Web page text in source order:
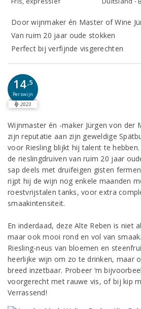
Door wijnmaker én Master of Wine
Van ruim 20 jaar oude stokken
Perfect bij verfijnde visgerechten
14,5
Perswijn
2023
Wijnmaster én -maker Jürgen von der
zijn reputatie aan zijn geweldige
voor Riesling blijkt hij talent te
de rieslingdruiven van ruim 20 jaar
sap deels met druifeigen gisten
rijpt hij de wijn nog enkele maanden
roestvrijstalen tanks, voor extra
smaakintensiteit.
En inderdaad, deze Alte Reben is niet
maar ook mooi rond en vol van
Riesling-neus van bloemen en
heerlijke wijn om zo te drinken, maar
breed inzetbaar. Probeer ‘m
voorgerecht met rauwe vis, of bij kip
Verrassend!